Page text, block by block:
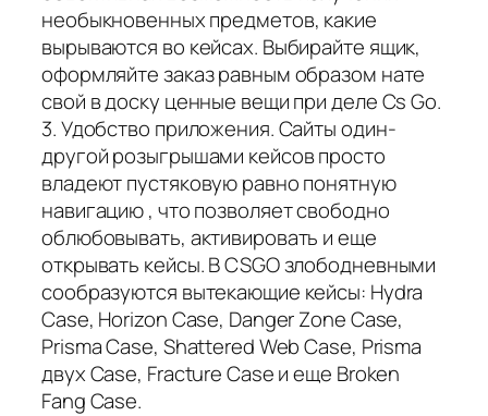
необыкновенных предметов, какие
вырываются во кейсах. Выбирайте ящик,
оформляйте заказ равным образом нате
свой в доску ценные вещи при деле Cs Go.
3. Удобство приложения. Сайты один-
другой розыгрышами кейсов просто
владеют пустяковую равно понятную
навигацию , что позволяет свободно
облюбовывать, активировать и еще
открывать кейсы. В CSGO злободневными
сообразуются вытекающие кейсы: Hydra
Case, Horizon Case, Danger Zone Case,
Prisma Case, Shattered Web Case, Prisma
двух Case, Fracture Case и еще Broken
Fang Case.